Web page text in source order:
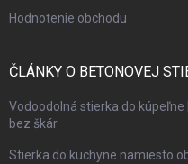
Hodnotenie obchodu
ČLÁNKY O BETONOVEJ
Vodoodolná stierka do
bez škár
Stierka do kuchyne namiesto